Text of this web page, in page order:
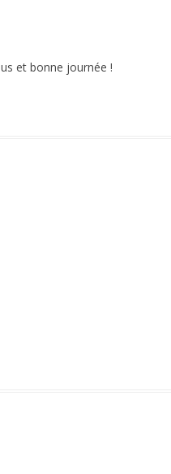
et bonne journée !